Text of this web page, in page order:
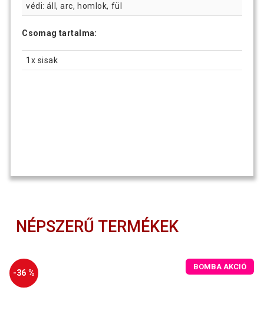
védi: áll, arc, homlok, fül
Csomag tartalma:
1x sisak
NÉPSZERŰ TERMÉKEK
-36 %
BOMBA AKCIÓ